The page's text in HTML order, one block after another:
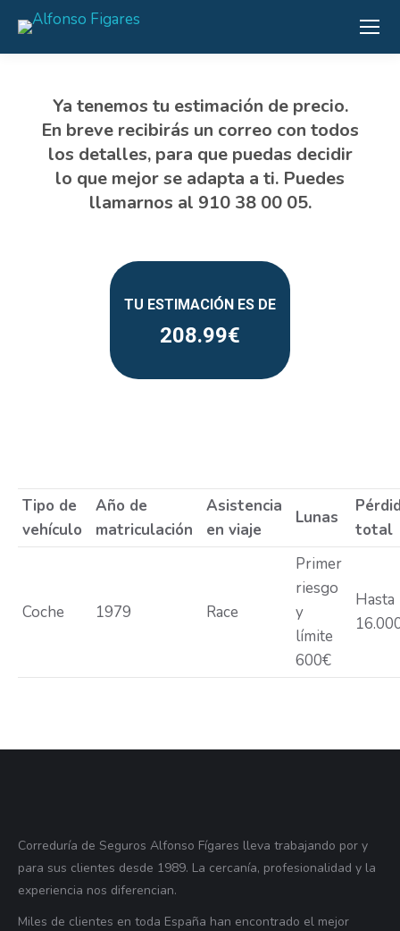
208.99
Tipo de
vehículo
Año de
matriculación
Asistencia
en viaje
Lunas
total
Coche 1979 Race
Primer
riesgo
y
límite
600€
Hasta
Correduría de Seguros Alfonso Fígares lleva trabajando por y
para sus clientes desde 1989. La cercanía, profesionalidad y la
experiencia nos diferencian.
Miles de clientes en toda España han encontrado el mejor